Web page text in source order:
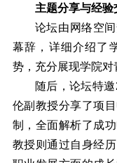
主题分享与经验
论坛由网络空
幕辞，详细介绍了
势，充分展现学院对
随后，论坛特
伦副教授分享了项
制，全面解析了成
教授则通过自身经